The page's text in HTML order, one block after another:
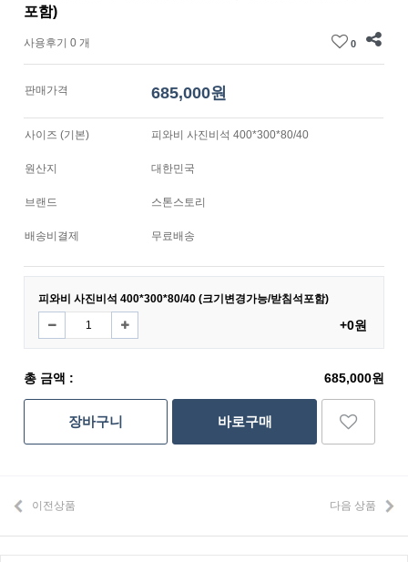
포함)
사용후기 0 개 0
판매가격 685,000원
사이즈 (기본) 피와비 사진비석 400*300*80/40
원산지 대한민국
브랜드 스톤스토리
배송비결제 무료배송
피와비 사진비석 400*300*80/40 (크기변경가능/받침석포함)
+0원
총 금액 : 685,000원
장바구니 바로구매
이전상품 다음 상품